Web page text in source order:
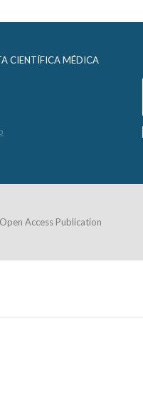
CIENTÍFICA MÉDICA
Access Publication